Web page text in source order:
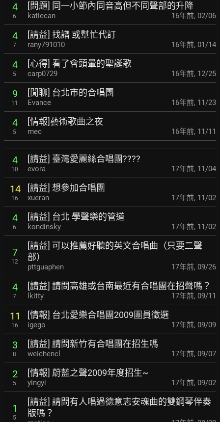
4
6
[問題] 同一小節內同音高但不同聲部的升降
katiecan 16年前, 02/06
4
7
[請益] 找譜 或幫忙代訂
rany791010 16年前, 01/14
4
5
[心得] 看了會頭暈的聖誕歌
carp0729 16年前, 12/25
9
11
[閒聊] 台北市的合唱團
Evance 16年前, 11/23
4
5
[情報]藝術歌曲之夜
rnec 16年前, 11/11
4
10
[請益] 臺灣愛麗絲合唱團????
evora 17年前, 11/04
14
16
[請益] 想參加合唱團
xueran 17年前, 11/02
4
6
[請益] 台北 學聲樂的管道
kondinsky 17年前, 11/02
7
12
[請益] 可以推薦好聽的英文合唱曲（只要二聲
部）
pttguaphen 17年前, 09/26
4
7
[請益] 請問高雄或台南最近有合唱團在招聲嗎？
lkitty 17年前, 09/11
11
16
[情報] 台北愛樂合唱團2009團員徵選
igego 17年前, 09/09
3
8
[請益] 請問新竹有合唱團在招生嗎
weichencl 17年前, 09/07
2
5
[情報] 蔚藍之聲2009年度招生~
yingyi 17年前, 09/02
1
5
[請益] 請問有人唱過德意志安魂曲的雙鋼琴伴奏
版嗎？